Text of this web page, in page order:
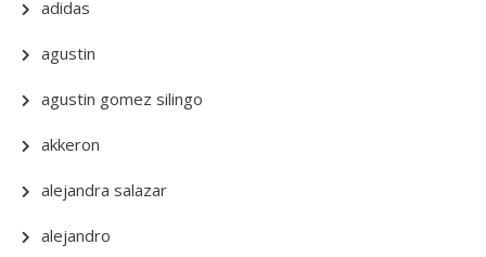
adidas
agustin
agustin gomez silingo
akkeron
alejandra salazar
alejandro